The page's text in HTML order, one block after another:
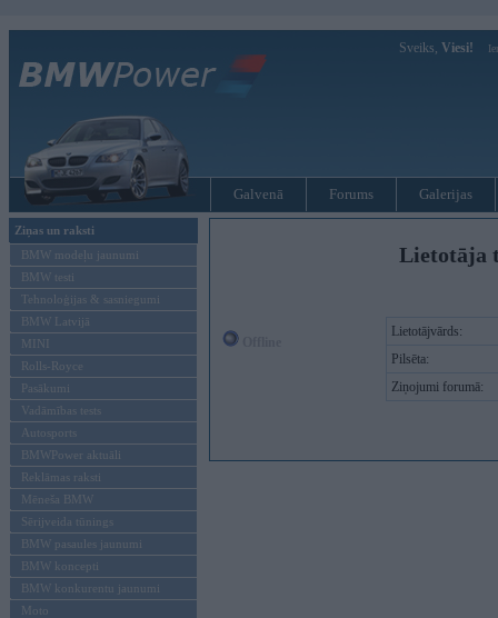
Sveiks, Viesi!
Galvenā Forums Galerijas
Ziņas un raksti
BMW modeļu jaunumi
BMW testi
Tehnoloģijas & sasniegumi
BMW Latvijā
MINI
Rolls-Royce
Pasākumi
Vadāmības tests
Autosports
BMWPower aktuāli
Reklāmas raksti
Mēneša BMW
Sērijveida tūnings
BMW pasaules jaunumi
BMW koncepti
BMW konkurentu jaunumi
Moto
Lietotāja
Lietotājvārds:
Pilsēta:
Ziņojumi forumā: